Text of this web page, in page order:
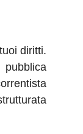
diritti.
pubblica